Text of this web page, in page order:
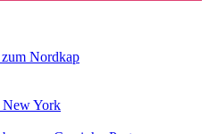
Nordkap
New York